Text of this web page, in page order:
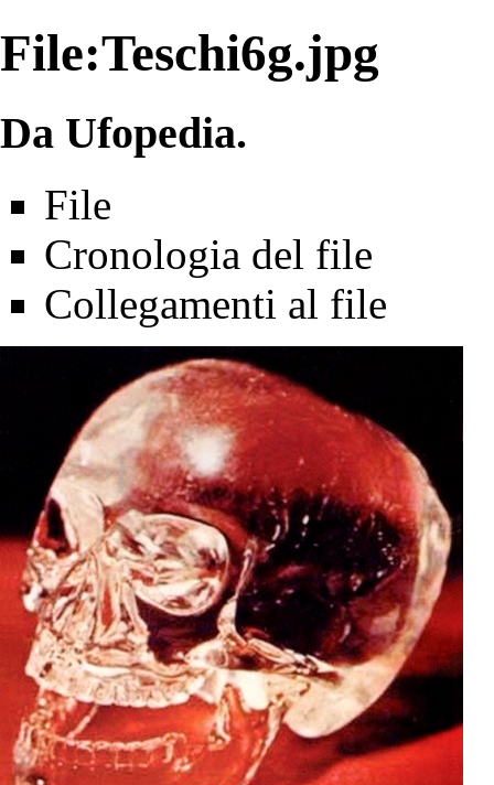
File:Teschi6g.jpg
Da Ufopedia.
File
Cronologia del file
Collegamenti al file